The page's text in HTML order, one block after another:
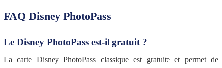
FAQ Disney PhotoPass
Le Disney PhotoPass est-il gratuit ?
La carte Disney PhotoPass classique est gratuite et permet de